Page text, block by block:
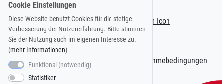
Impressum |Datenschutzerklärung Teilnahmebedingungen
Cookie Einstellungen
Diese Website benutzt Cookies für die stetige
Verbesserung der Nutzererfahrung. Bitte stimmen
Sie der Nutzung auch im eigenen Interesse zu.
(mehr Informationen)
Funktional (notwendig)
Statistiken